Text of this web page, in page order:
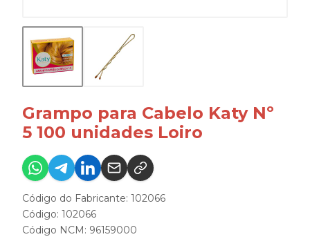
Grampo para Cabelo Katy Nº
5 100 unidades Loiro
Código do Fabricante: 102066
Código: 102066
Código NCM: 96159000